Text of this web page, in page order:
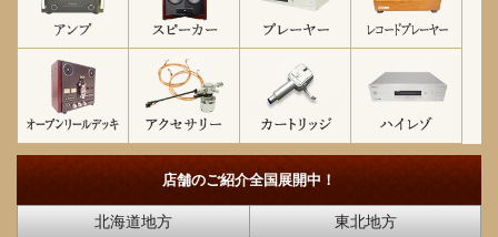
店舗のご紹介全国展開中！
北海道地方
東北地方